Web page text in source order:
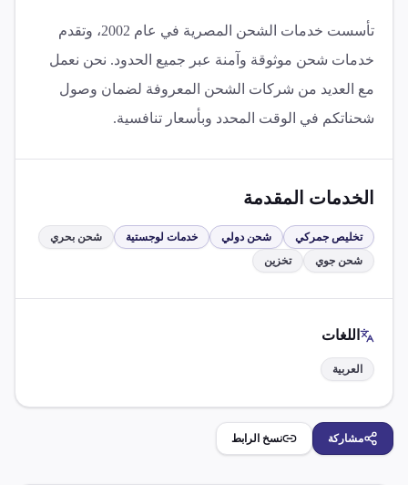
تأسست خدمات الشحن المصرية في عام 2002، وتقدم
خدمات شحن موثوقة وآمنة عبر جميع الحدود. نحن نعمل
مع العديد من شركات الشحن المعروفة لضمان وصول
شحناتكم في الوقت المحدد وبأسعار تنافسية.
الخدمات المقدمة
تخليص جمركي شحن دولي خدمات لوجستية
شحن بحري
شحن جوي
تخزين
اللغات
العربية
مشاركة نسخ الرابط